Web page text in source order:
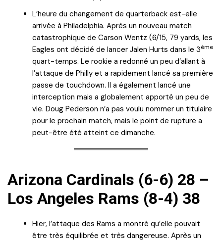
L’heure du changement de quarterback est-elle
arrivée à Philadelphia. Après un nouveau match
catastrophique de Carson Wentz (6/15, 79 yards, les
Eagles ont décidé de lancer Jalen Hurts dans le 3ème
quart-temps. Le rookie a redonné un peu d’allant à
l’attaque de Philly et a rapidement lancé sa première
passe de touchdown. Il a également lancé une
interception mais a globalement apporté un peu de
vie. Doug Pederson n’a pas voulu nommer un titulaire
pour le prochain match, mais le point de rupture a
peut-être été atteint ce dimanche.
Arizona Cardinals (6-6) 28 –
Los Angeles Rams (8-4) 38
Hier, l’attaque des Rams a montré qu’elle pouvait
être très équilibrée et très dangereuse. Après un